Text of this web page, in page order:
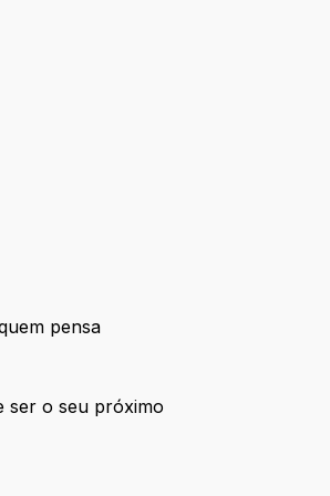
pensa
ser o seu próximo